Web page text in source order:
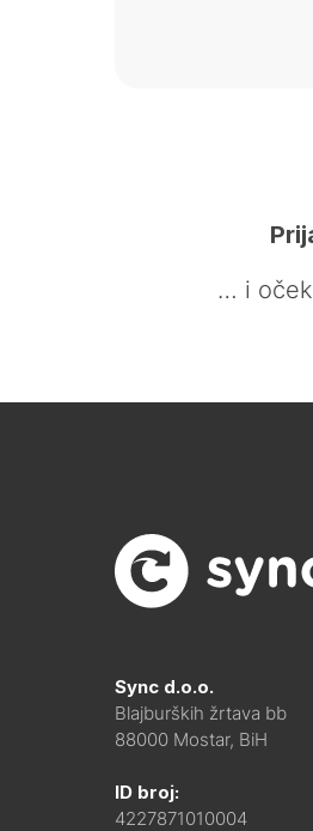
… i
Sync d.o.o.
Blajburških žrtava bb
88000 Mostar, BiH
ID broj:
4227871010004